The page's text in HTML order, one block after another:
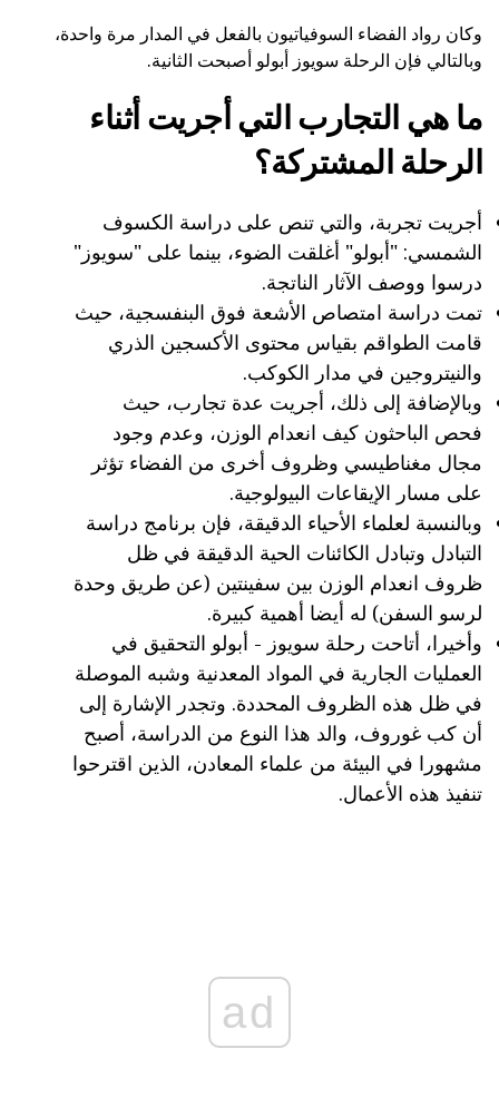
وكان رواد الفضاء السوفياتيون بالفعل في المدار مرة واحدة،
وبالتالي فإن الرحلة سويوز أبولو أصبحت الثانية.
ما هي التجارب التي أجريت أثناء
الرحلة المشتركة؟
أجريت تجربة، والتي تنص على دراسة الكسوف
الشمسي: "أبولو" أغلقت الضوء، بينما على "سويوز"
درسوا ووصف الآثار الناتجة.
تمت دراسة امتصاص الأشعة فوق البنفسجية، حيث
قامت الطواقم بقياس محتوى الأكسجين الذري
والنيتروجين في مدار الكوكب.
وبالإضافة إلى ذلك، أجريت عدة تجارب، حيث
فحص الباحثون كيف انعدام الوزن، وعدم وجود
مجال مغناطيسي وظروف أخرى من الفضاء تؤثر
على مسار الإيقاعات البيولوجية.
وبالنسبة لعلماء الأحياء الدقيقة، فإن برنامج دراسة
التبادل وتبادل الكائنات الحية الدقيقة في ظل
ظروف انعدام الوزن بين سفينتين (عن طريق وحدة
لرسو السفن) له أيضا أهمية كبيرة.
وأخيرا، أتاحت رحلة سويوز - أبولو التحقيق في
العمليات الجارية في المواد المعدنية وشبه الموصلة
في ظل هذه الظروف المحددة. وتجدر الإشارة إلى
أن كب غوروف، والد هذا النوع من الدراسة، أصبح
مشهورا في البيئة من علماء المعادن، الذين اقترحوا
تنفيذ هذه الأعمال.
ad